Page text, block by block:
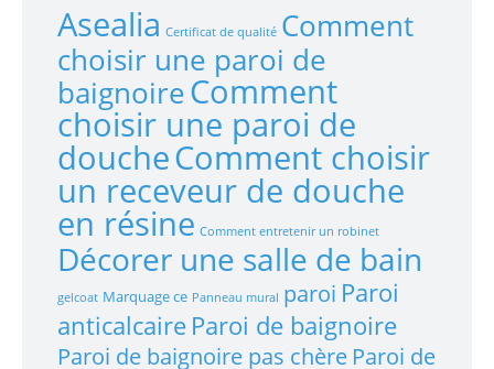
Asealia Certificat de qualité Comment
choisir une paroi de
baignoireComment
choisir une paroi de
doucheComment choisir
un receveur de douche
en résine Comment entretenir un robinet
Décorer une salle de bain
gelcoat Marquage ce Panneau mural paroi Paroi
anticalcaireParoi de baignoire
Paroi de baignoire pas chère Paroi de